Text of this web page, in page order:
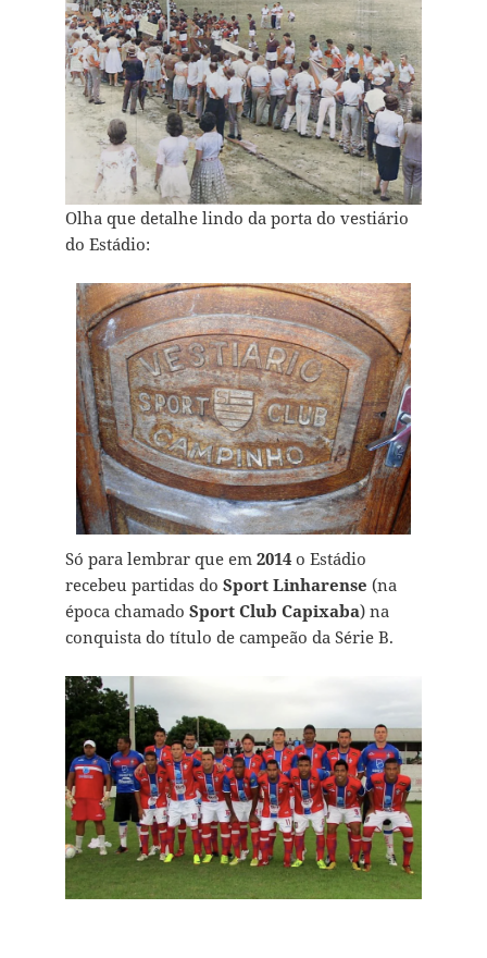
Olha que detalhe lindo da porta do vestiário
do Estádio:
Só para lembrar que em 2014o Estádio
recebeu partidas do Sport Linharense (na
época chamado Sport Club Capixaba) na
conquista do título de campeão da Série B.